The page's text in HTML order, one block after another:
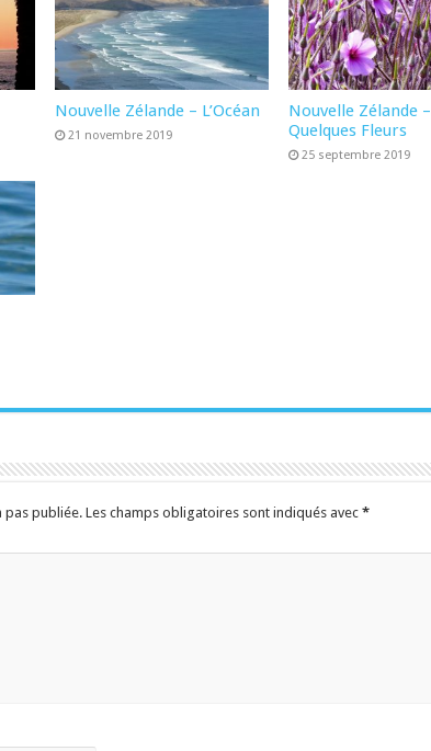
Nouvelle Zélande – L’Océan
21 novembre 2019
Nouvelle Zélande –
Quelques Fleurs
25 septembre 2019
pas publiée. Les champs obligatoires sont indiqués avec *